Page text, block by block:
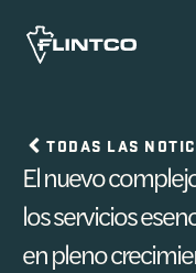
TODAS LAS
El nuevo
los servicios
en pleno